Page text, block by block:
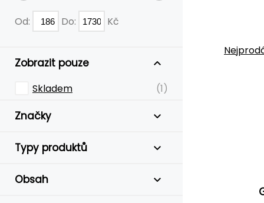
Od: Do: Kč
Zobrazit pouze
Skladem (1)
Značky
Typy produktů
Obsah